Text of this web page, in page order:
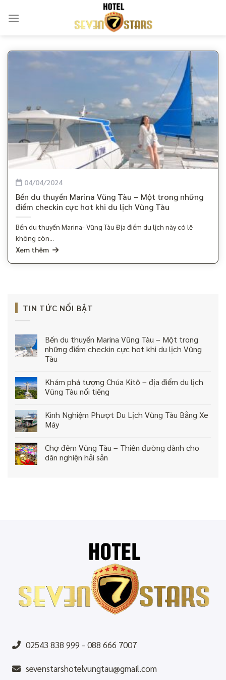
TIN TỨC NỔI BẬT
Bến du thuyền Marina Vũng Tàu – Một trong
những điểm checkin cực hot khi du lịch Vũng
Tàu
Khám phá tượng Chúa Kitô – địa điểm du lịch
Vũng Tàu nổi tiếng
Kinh Nghiệm Phượt Du Lịch Vũng Tàu Bằng Xe
Máy
Chợ đêm Vũng Tàu – Thiên đường dành cho
dân nghiện hải sản
04/04/2024
Bến du thuyền Marina Vũng Tàu – Một trong những
điểm checkin cực hot khi du lịch Vũng Tàu
Bến du thuyền Marina- Vũng Tàu Địa điểm du lịch này có lẽ
không còn...
Xem thêm
02543 838 999 - 088 666 7007
sevenstarshotelvungtau@gmail.com